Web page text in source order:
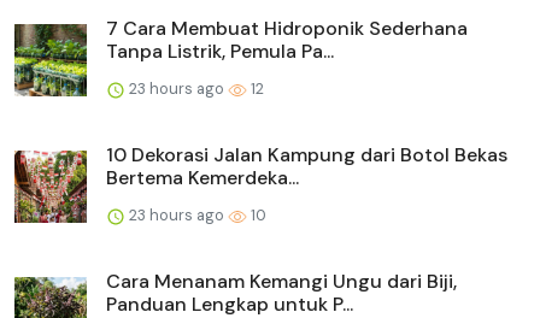
7 Cara Membuat Hidroponik Sederhana
Tanpa Listrik, Pemula Pa...
23 hours ago 12
10 Dekorasi Jalan Kampung dari Botol Bekas
Bertema Kemerdeka...
23 hours ago 10
Cara Menanam Kemangi Ungu dari Biji,
Panduan Lengkap untuk P...